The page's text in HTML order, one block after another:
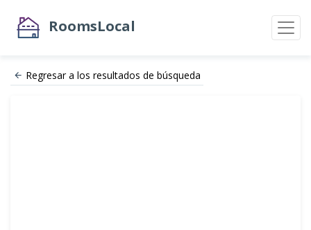
RoomsLocal
Regresar a los resultados de búsqueda